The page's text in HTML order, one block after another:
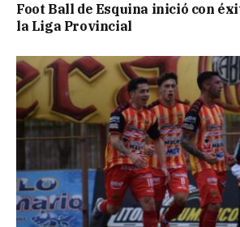
Foot Ball de Esquina inició con
la Liga Provincial